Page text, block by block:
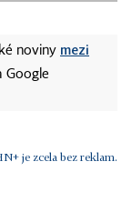
noviny mezi
Google
je zcela bez reklam.